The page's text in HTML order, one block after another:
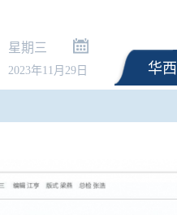
星期三
2023年11月29日 华
货，
舰炮怒吼！北部战区舰
燃训练现场